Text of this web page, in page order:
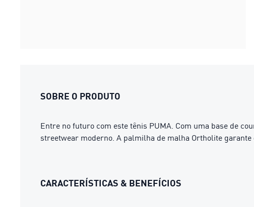
SOBRE O PRODUTO
Entre no futuro com este tênis PUMA. Com uma base de
streetwear moderno. A palmilha de malha Ortholite garante
CARACTERÍSTICAS & BENEFÍCIOS